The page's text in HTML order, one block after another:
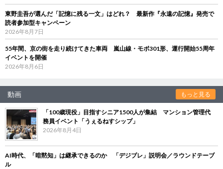
東野圭吾が選んだ「記憶に残る一文」はどれ？ 最新作『永遠の記憶』発売で
読者参加型キャンペーン
2026年8月7日
55年間、京の街を走り続けてきた車両 嵐山線・モボ301形、運行開始55周年
イベントを開催
2026年8月6日
動画 もっと見る
「100歳現役」目指すシニア1500人が集結 マンション管理代
務員イベント「うぇるねすシップ」
2026年8月4日
AI時代、「暗黙知」は継承できるのか 「デジブレ」説明会／ラウンドテーブ
ル